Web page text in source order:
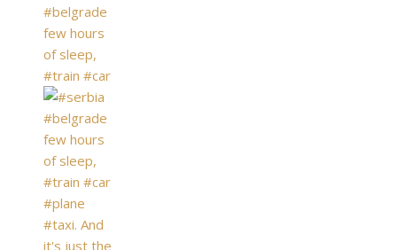
#belgrade
few hours
of sleep,
#train #car